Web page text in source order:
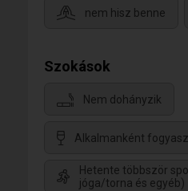
nem hisz benne
Szokások
Nem dohányzik
Alkalmanként
Hetente többször
jóga/torna és egyéb)